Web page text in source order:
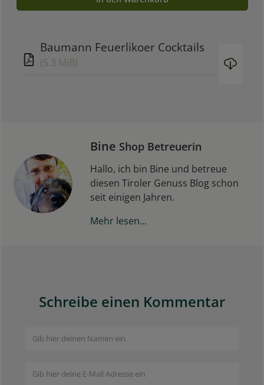
Baumann Feuerlikoer Cocktails
(5.3 MiB)
Bine Shop Betreuerin
Hallo, ich bin Bine und betreue
diesen Tiroler Genuss Blog schon
seit einigen Jahren.
Mehr lesen...
Schreibe einen Kommentar